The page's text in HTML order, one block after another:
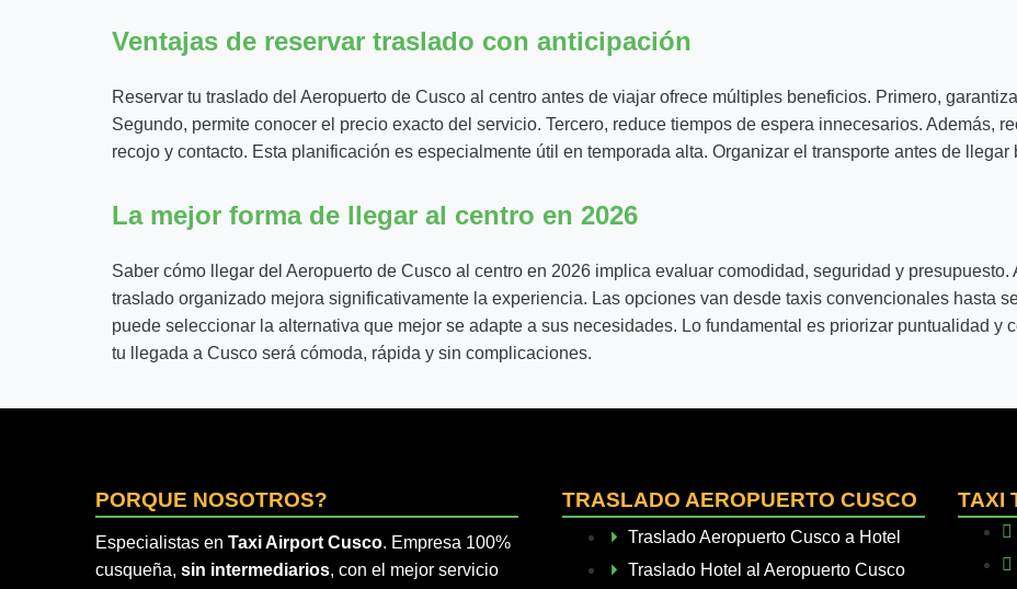
Ventajas de reservar traslado con anticipación
Reservar tu traslado del Aeropuerto de Cusco al centro antes de viajar ofrece múltiples beneficios. Primero,
Segundo, permite conocer el precio exacto del servicio. Tercero, reduce tiempos de espera innecesarios. Además,
recojo y contacto. Esta planificación es especialmente útil en temporada alta. Organizar el transporte antes de llegar
La mejor forma de llegar al centro en 2026
Saber cómo llegar del Aeropuerto de Cusco al centro en 2026 implica evaluar comodidad, seguridad y
traslado organizado mejora significativamente la experiencia. Las opciones van desde taxis convencionales hasta
puede seleccionar la alternativa que mejor se adapte a sus necesidades. Lo fundamental es priorizar puntualidad y
tu llegada a Cusco será cómoda, rápida y sin complicaciones.
PORQUE NOSOTROS?
Especialistas en Taxi Airport Cusco. Empresa 100%
cusqueña, sin intermediarios, con el mejor servicio
TRASLADO AEROPUERTO CUSCO
Traslado Aeropuerto Cusco a Hotel
Traslado Hotel al Aeropuerto Cusco
TAXI